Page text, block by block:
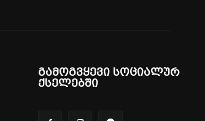
გამოგვყევი სოციალურ
ქსელებში